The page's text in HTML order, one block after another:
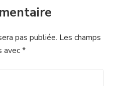
pas publiée. Les champs
avec*